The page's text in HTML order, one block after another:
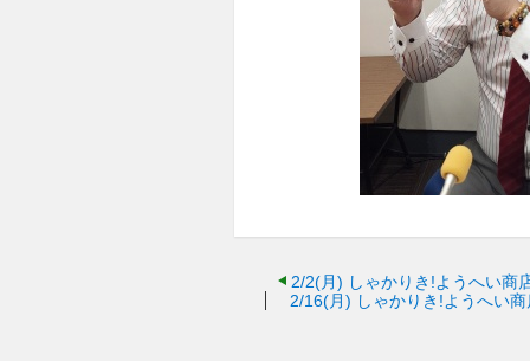
2/2(月) しゃかりき!ようへい商
2/16(月) しゃかりき!ようへい